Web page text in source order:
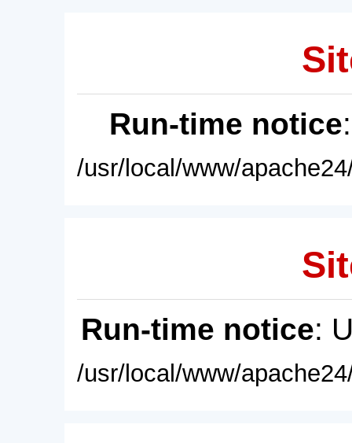
Run-time notice
/usr/local/www/
Run-time notice:
/usr/local/www/